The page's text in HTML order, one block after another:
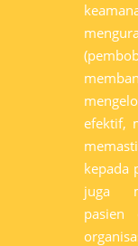
efektif,
kepada
juga
pasien